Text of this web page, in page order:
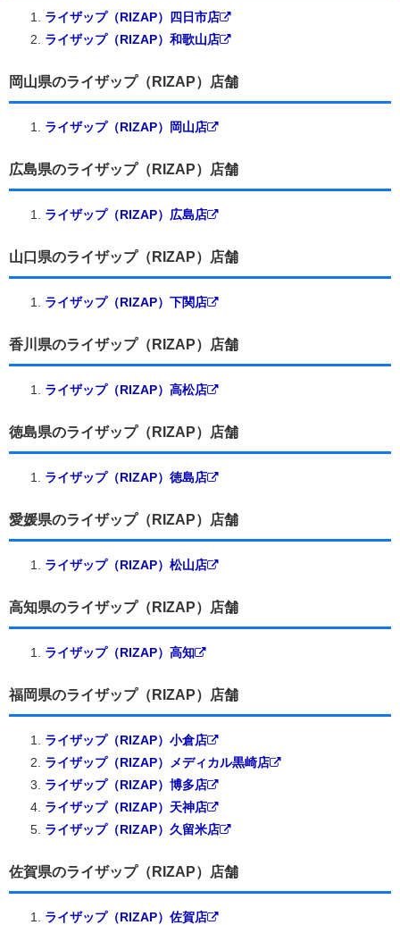
ライザップ（RIZAP）四日市店
ライザップ（RIZAP）和歌山店
岡山県のライザップ（RIZAP）店舗
ライザップ（RIZAP）岡山店
広島県のライザップ（RIZAP）店舗
ライザップ（RIZAP）広島店
山口県のライザップ（RIZAP）店舗
ライザップ（RIZAP）下関店
香川県のライザップ（RIZAP）店舗
ライザップ（RIZAP）高松店
徳島県のライザップ（RIZAP）店舗
ライザップ（RIZAP）徳島店
愛媛県のライザップ（RIZAP）店舗
ライザップ（RIZAP）松山店
高知県のライザップ（RIZAP）店舗
ライザップ（RIZAP）高知
福岡県のライザップ（RIZAP）店舗
ライザップ（RIZAP）小倉店
ライザップ（RIZAP）メディカル黒崎店
ライザップ（RIZAP）博多店
ライザップ（RIZAP）天神店
ライザップ（RIZAP）久留米店
佐賀県のライザップ（RIZAP）店舗
ライザップ（RIZAP）佐賀店